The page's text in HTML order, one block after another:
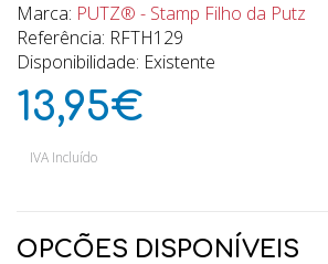
Marca: PUTZ® - Stamp Filho da Putz
Referência: RFTH129
Disponibilidade: Existente
13,95€
IVA Incluído
OPCÕES DISPONÍVEIS